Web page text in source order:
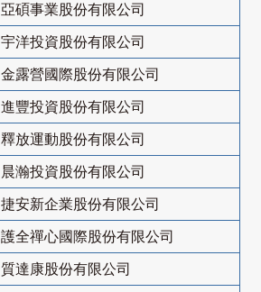
亞碩事業股份有限公司
宇洋投資股份有限公司
金露營國際股份有限公司
進豐投資股份有限公司
釋放運動股份有限公司
晨瀚投資股份有限公司
捷安新企業股份有限公司
護全禪心國際股份有限公司
質達康股份有限公司